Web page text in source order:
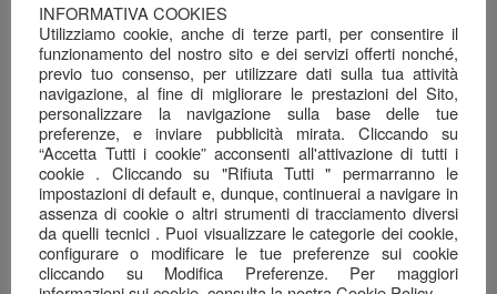
Una serata ben riuscita…
22 Giugno 2026
Il mare nel calice…
7 Giugno 2026
Anagrafica
Ristorante Pizzeria
SAN GREGORIO srl
Via Cottafavi, 11
INFORMATIVA COOKIES
Utilizziamo cookie, anche di terze parti, per consentire il
funzionamento del nostro sito e dei servizi offerti nonché,
previo tuo consenso, per utilizzare dati sulla tua attività
navigazione, al fine di migliorare le prestazioni del Sito,
personalizzare la navigazione sulla base delle tue
preferenze, e inviare pubblicità mirata. Cliccando su
“Accetta Tutti i cookie” acconsenti all'attivazione di tutti i
cookie . Cliccando su "Rifiuta Tutti " permarranno le
impostazioni di default e, dunque, continuerai a navigare in
assenza di cookie o altri strumenti di tracciamento diversi
da quelli tecnici . Puoi visualizzare le categorie dei cookie,
configurare o modificare le tue preferenze sui cookie
cliccando su Modifica Preferenze. Per maggiori